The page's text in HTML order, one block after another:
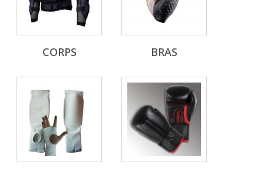
CORPS BRAS